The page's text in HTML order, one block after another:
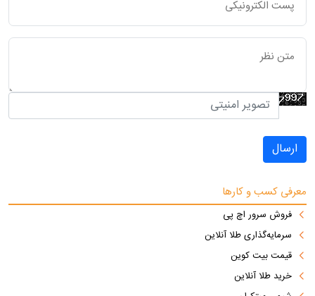
ارسال
معرفی کسب و کارها
فروش سرور اچ پی
سرمایه‌گذاری طلا آنلاین
قیمت بیت کوین
خرید طلا آنلاین